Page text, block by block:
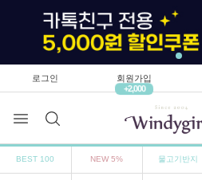
로그인
회원가입
+2,000
BEST 100 NEW 5% 물고기반지